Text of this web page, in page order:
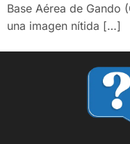
Base Aérea de Gando
una imagen nítida […]